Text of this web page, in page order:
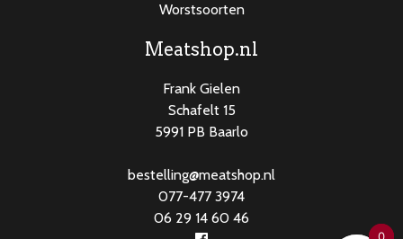
Worstsoorten
Meatshop.nl
Frank Gielen
Schafelt 15
5991 PB Baarlo
bestelling@meatshop.nl
077-477 3974
06 29 14 60 46